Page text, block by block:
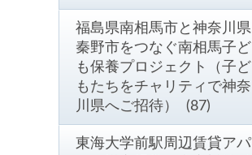
福島県南相馬市と神奈川県
秦野市をつなぐ南相馬子ど
も保養プロジェクト（子ど
もたちをチャリティで神奈
川県へご招待） (87)
東海大学前駅周辺賃貸アパ